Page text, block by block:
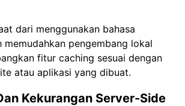
dari menggunakan bahasa
memudahkan pengembang lokal
fitur caching sesuai dengan
atau aplikasi yang dibuat.
Kekurangan Server-Side